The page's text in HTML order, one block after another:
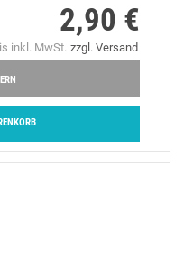
2,90 €
inkl. MwSt. zzgl. Versand